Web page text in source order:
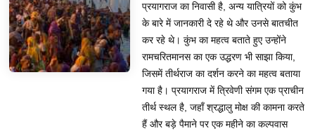
प्रयागराज का निवासी है, अन्य यात्रियों को कुंभ
के बारे में जानकारी दे रहे थे और उनसे बातचीत
कर रहे थे। कुंभ का महत्व बताते हुए उन्होंने
रामचरितमानस का एक उद्धरण भी साझा किया,
जिसमें तीर्थराज का दर्शन करने का महत्व बताया
गया है। प्रयागराज में त्रिवेणी संगम एक प्राचीन
तीर्थ स्थल है, जहाँ श्रद्धालु मोक्ष की कामना करते
हैं और बड़े पैमाने पर एक महीने का कल्पवास